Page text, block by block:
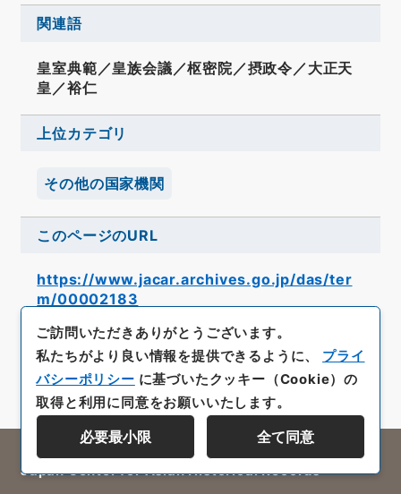
関連語
皇室典範／皇族会議／枢密院／摂政令／大正天
皇／裕仁
上位カテゴリ
その他の国家機関
このページのURL
https://www.jacar.archives.go.jp/das/ter
m/00002183
All rights reserved/Copyright©
Japan Center for Asian Historical Records
ご訪問いただきありがとうございます。
私たちがより良い情報を提供できるように、 プライ
バシーポリシー に基づいたクッキー（Cookie）の
取得と利用に同意をお願いいたします。
必要最小限 全て同意